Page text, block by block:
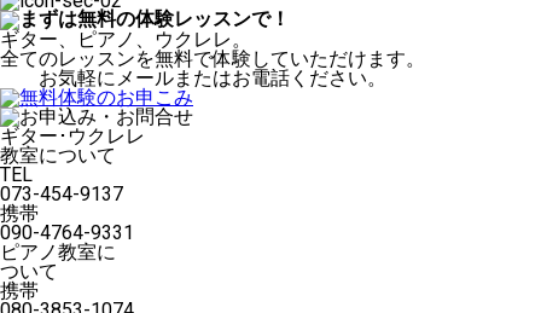
ギター、ピアノ、ウクレレ。
全てのレッスンを無料で体験していただけます。
お気軽にメールまたはお電話ください。
ギター･ウクレレ
教室について
TEL
073-454-9137
携帯
090-4764-9331
ピアノ教室に
ついて
携帯